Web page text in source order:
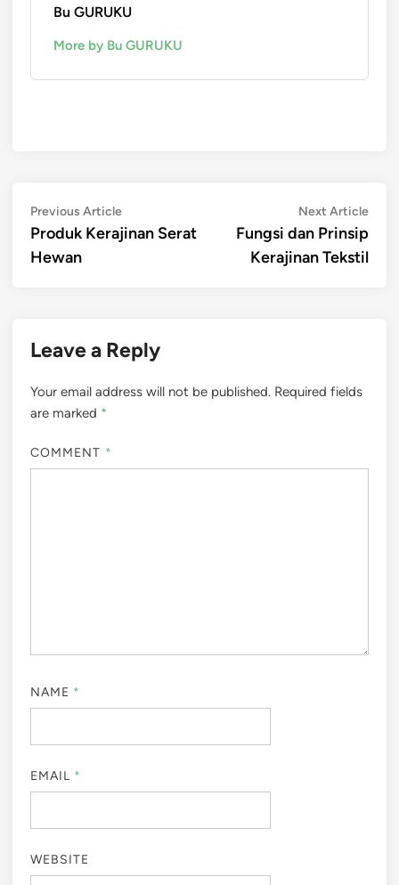
Bu GURUKU
More by Bu GURUKU
Post
navigation
Previous ArticlePrevious
article:
Produk Kerajinan Serat
Hewan
Next ArticleNext
Fungsi dan Prinsip
Kerajinan Tekstil
Leave a Reply
Your email address will not be published. Required fields
are marked *
COMMENT *
NAME *
EMAIL *
WEBSITE